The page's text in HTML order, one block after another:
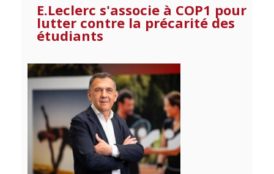
E.Leclerc s'associe à COP1 pour
lutter contre la précarité des
étudiants